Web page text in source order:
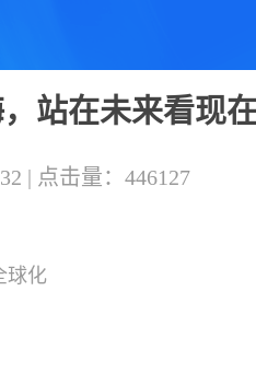
站在未来看现
| 点击量：446127
球化